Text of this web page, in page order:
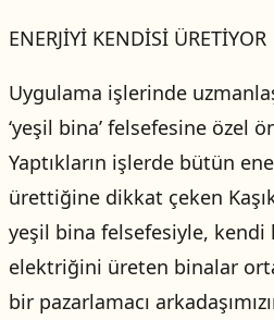
ENERJİYİ KENDİSİ ÜRETİYOR
Uygulama işlerinde
‘yeşil bina’ felsefesine özel
Yaptıkların işlerde bütün
ürettiğine dikkat çeken
yeşil bina felsefesiyle,
elektriğini üreten binalar
bir pazarlamacı